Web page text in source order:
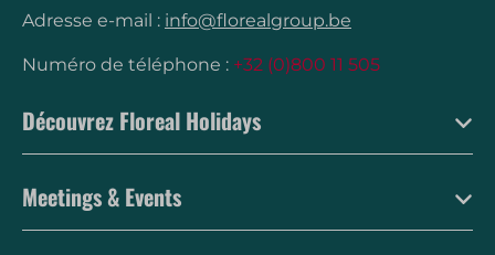
Adresse e-mail : info@florealgroup.be
Numéro de téléphone : +32 (0)800 11 505
Découvrez Floreal Holidays
Meetings & Events